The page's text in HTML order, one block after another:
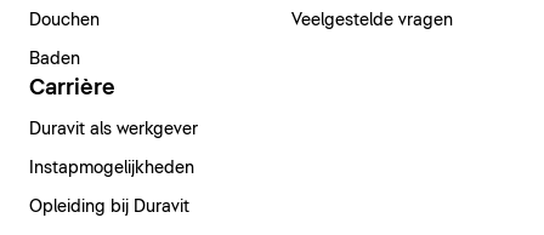
Douchen
Baden
Veelgestelde vragen
Carrière
Duravit als werkgever
Instapmogelijkheden
Opleiding bij Duravit